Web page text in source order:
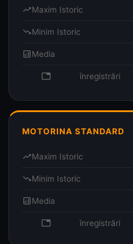
trending_upMaxim Istoric
trending_downMinim Istoric
analyticsMedia
database înregistrări
MOTORINA STANDARD
trending_upMaxim Istoric
trending_downMinim Istoric
analyticsMedia
database înregistrări